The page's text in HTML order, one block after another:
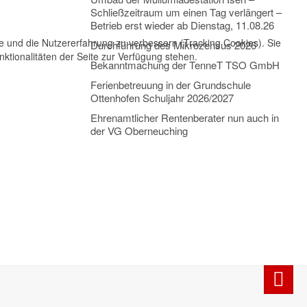
Schließzeitraum um einen Tag verlängert –
Betrieb erst wieder ab Dienstag, 11.08.26
Durchführung des Mikrozensus 2026
Bekanntmachung der TenneT TSO GmbH
Ferienbetreuung in der Grundschule
Ottenhofen Schuljahr 2026/2027
Ehrenamtlicher Rentenberater nun auch in
der VG Oberneuching
die Nutzererfahrung zu verbessern (Tracking Cookies). Sie
der Seite zur Verfügung stehen.